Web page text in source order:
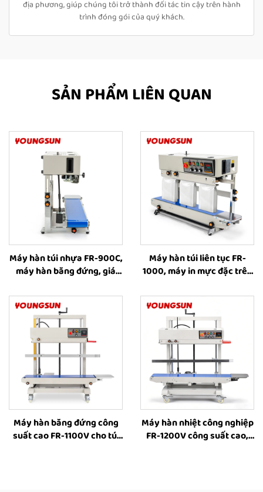
địa phương, giúp chúng tôi trở thành đối tác tin cậy trên hành
trình đóng gói của quý khách.
SẢN PHẨM LIÊN QUAN
Máy hàn túi nhựa FR-900C,
máy hàn băng đứng, giá
Máy hàn túi liên tục FR-
1000, máy in mực đặc trên
máy hàn túi chất lỏng, máy
hàn túi cà phê
Máy hàn băng đứng công
suất cao FR-1100V cho túi
Máy hàn nhiệt công nghiệp
FR-1200V công suất cao,